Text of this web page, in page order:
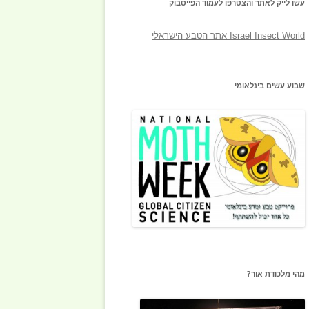
עשו לייק לאתר והצטרפו לעמוד הפייסבוק
‎Israel Insect World אתר הטבע הישראלי‎
שבוע עשים בינלאומי
מהי מלכודת אור?